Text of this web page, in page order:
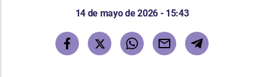
14 de mayo de 2026 - 15:43